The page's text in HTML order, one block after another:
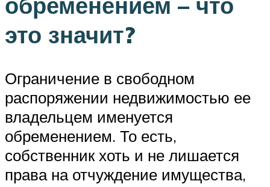
это значит?
Ограничение в свободном
распоряжении недвижимостью ее
владельцем именуется
обременением. То есть,
собственник хоть и не лишается
права на отчуждение имущества,